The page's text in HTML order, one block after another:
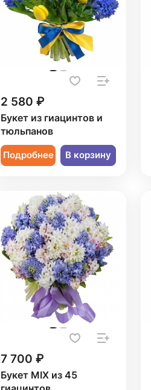
2 580 ₽
Букет из гиацинтов и
тюльпанов
Подробнее В корзину
7 700 ₽
Букет MIX из 45